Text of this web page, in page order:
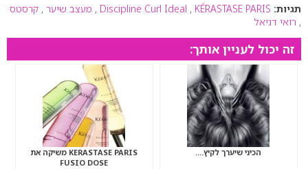
תגיות: Discipline Curl Ideal , KÉRASTASE PARIS
, מעצב שיער , קרסטס
, רואי דניאל
זה יכול לעניין אותך:
הכיני שיערך לקיץ….
KERASTASE PARIS משיקה את
FUSIO DOSE